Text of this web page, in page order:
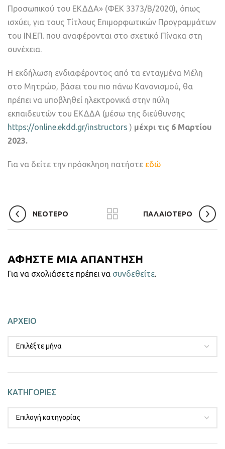
Προσωπικού του ΕΚΔΔΑ» (ΦΕΚ 3373/B/2020), όπως
ισχύει, για τους Τίτλους Επιμορφωτικών Προγραμμάτων
του ΙΝ.ΕΠ. που αναφέρονται στο σχετικό Πίνακα στη
συνέχεια.
Η εκδήλωση ενδιαφέροντος από τα ενταγμένα Μέλη
στο Μητρώο, βάσει του πιο πάνω Κανονισμού, θα
πρέπει να υποβληθεί ηλεκτρονικά στην πύλη
εκπαιδευτών του ΕΚΔΔΑ (μέσω της διεύθυνσης
https://online.ekdd.gr/instructors ) μέχρι τις 6 Μαρτίου
2023.
Για να δείτε την πρόσκληση πατήστε εδώ
ΝΕΟΤΕΡΟ ΠΑΛΑΙΟΤΕΡΟ
ΑΦΗΣΤΕ ΜΙΑ ΑΠΑΝΤΗΣΗ
Για να σχολιάσετε πρέπει να συνδεθείτε.
ΑΡΧΕΙΟ
ΚΑΤΗΓΟΡΙΕΣ